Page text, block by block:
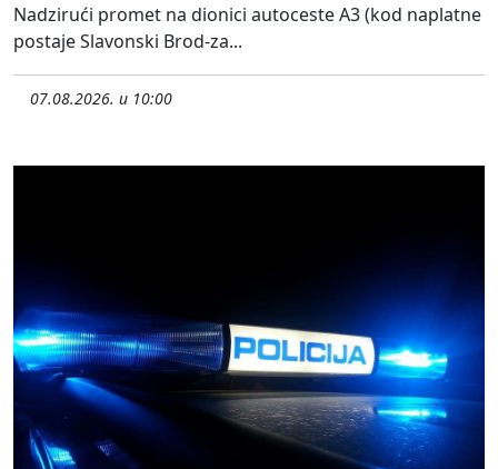
Nadzirući promet na dionici autoceste A3 (kod naplatne
postaje Slavonski Brod-za...
07.08.2026. u 10:00